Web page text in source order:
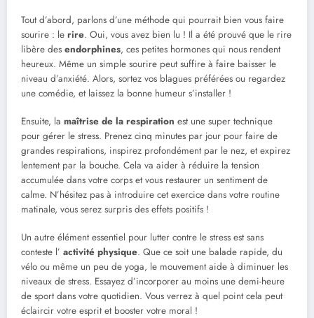
Tout d’abord, parlons d’une méthode qui pourrait bien vous faire
sourire : le rire. Oui, vous avez bien lu ! Il a été prouvé que le rire
libère des endorphines, ces petites hormones qui nous rendent
heureux. Même un simple sourire peut suffire à faire baisser le
niveau d’anxiété. Alors, sortez vos blagues préférées ou regardez
une comédie, et laissez la bonne humeur s’installer !
Ensuite, la maîtrise de la respiration est une super technique
pour gérer le stress. Prenez cinq minutes par jour pour faire de
grandes respirations, inspirez profondément par le nez, et expirez
lentement par la bouche. Cela va aider à réduire la tension
accumulée dans votre corps et vous restaurer un sentiment de
calme. N’hésitez pas à introduire cet exercice dans votre routine
matinale, vous serez surpris des effets positifs !
Un autre élément essentiel pour lutter contre le stress est sans
conteste l’ activité physique. Que ce soit une balade rapide, du
vélo ou même un peu de yoga, le mouvement aide à diminuer les
niveaux de stress. Essayez d’incorporer au moins une demi-heure
de sport dans votre quotidien. Vous verrez à quel point cela peut
éclaircir votre esprit et booster votre moral !